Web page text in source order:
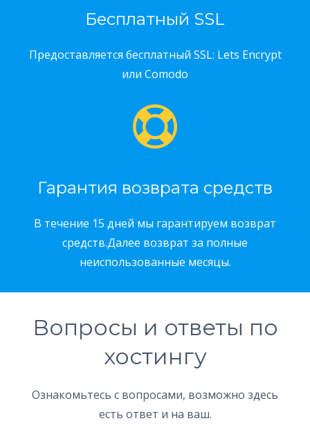
Бесплатный SSL
Предоставляется бесплатный SSL: Lets Encrypt
или Comodo
Гарантия возврата средств
В течение 15 дней мы гарантируем возврат
средств.Далее возврат за полные
неиспользованные месяцы.
Вопросы и ответы по
хостингу
Ознакомьтесь с вопросами, возможно здесь
есть ответ и на ваш.